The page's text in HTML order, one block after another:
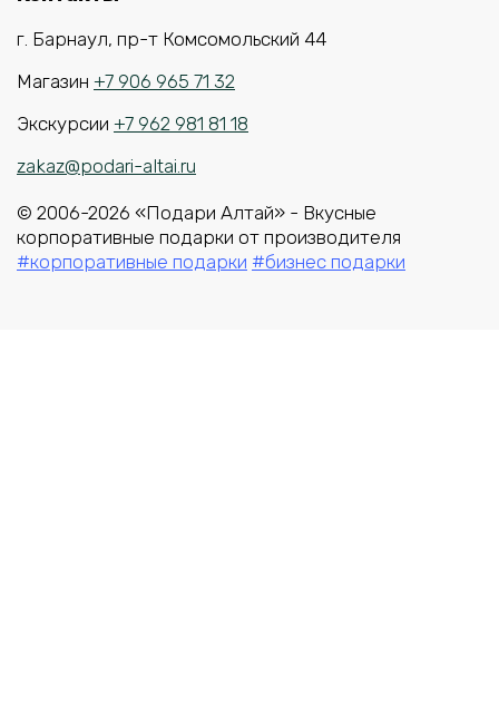
г. Барнаул, пр-т Комсомольский 44
Магазин +7 906 965 71 32
Экскурсии +7 962 981 81 18
zakaz@podari-altai.ru
© 2006-2026 «Подари Алтай» - Вкусные
корпоративные подарки от производителя
#корпоративные подарки #бизнес подарки